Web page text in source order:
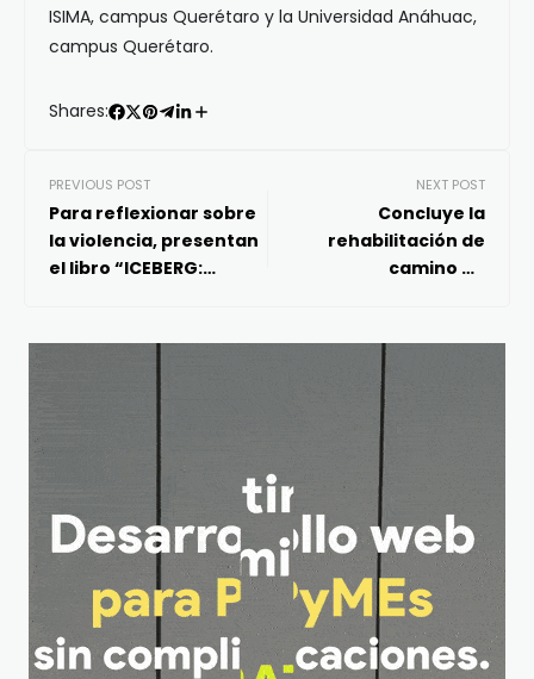
ISIMA, campus Querétaro y la Universidad Anáhuac,
campus Querétaro.
Shares:
PREVIOUS POST
Para reflexionar sobre
la violencia, presentan
el libro “ICEBERG:
violencias”
NEXT POST
Concluye la
rehabilitación de
camino de